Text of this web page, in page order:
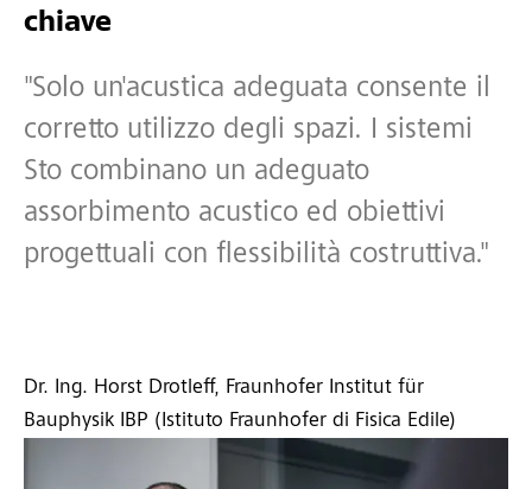
chiave
"Solo un'acustica adeguata consente il
corretto utilizzo degli spazi. I sistemi
Sto combinano un adeguato
assorbimento acustico ed obiettivi
progettuali con flessibilità costruttiva."
Dr. Ing. Horst Drotleff, Fraunhofer Institut für
Bauphysik IBP (Istituto Fraunhofer di Fisica Edile)